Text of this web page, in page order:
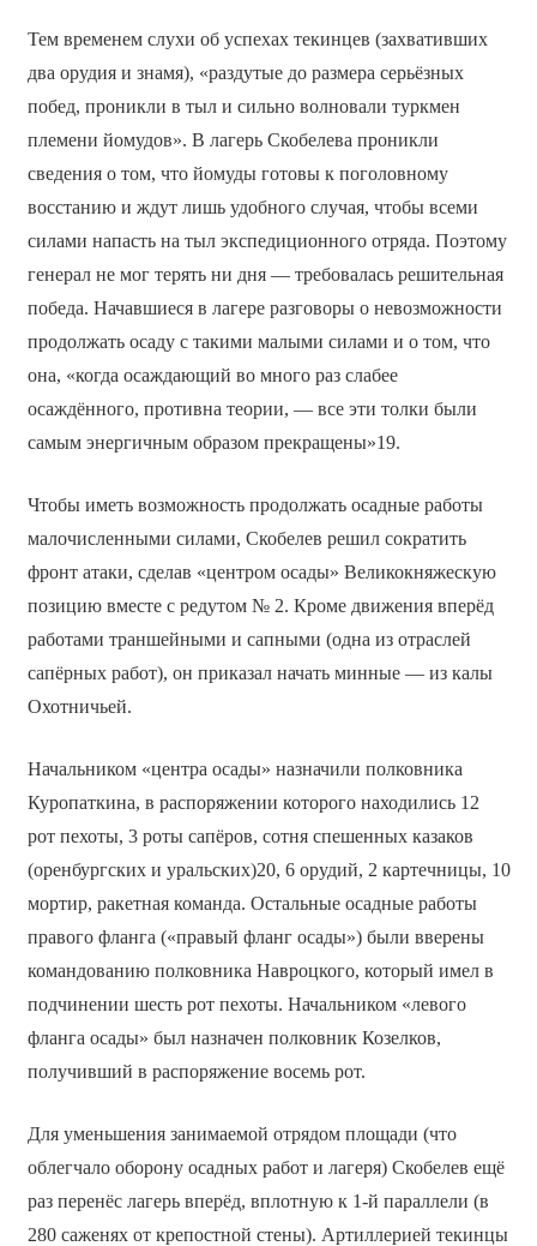
Тем временем слухи об успехах текинцев (захвативших
два орудия и знамя), «раздутые до размера серьёзных
побед, проникли в тыл и сильно волновали туркмен
племени йомудов». В лагерь Скобелева проникли
сведения о том, что йомуды готовы к поголовному
восстанию и ждут лишь удобного случая, чтобы всеми
силами напасть на тыл экспедиционного отряда. Поэтому
генерал не мог терять ни дня — требовалась решительная
победа. Начавшиеся в лагере разговоры о невозможности
продолжать осаду с такими малыми силами и о том, что
она, «когда осаждающий во много раз слабее
осаждённого, противна теории, — все эти толки были
самым энергичным образом прекращены»19.
Чтобы иметь возможность продолжать осадные работы
малочисленными силами, Скобелев решил сократить
фронт атаки, сделав «центром осады» Великокняжескую
позицию вместе с редутом № 2. Кроме движения вперёд
работами траншейными и сапными (одна из отраслей
сапёрных работ), он приказал начать минные — из калы
Охотничьей.
Начальником «центра осады» назначили полковника
Куропаткина, в распоряжении которого находились 12
рот пехоты, 3 роты сапёров, сотня спешенных казаков
(оренбургских и уральских)20, 6 орудий, 2 картечницы, 10
мортир, ракетная команда. Остальные осадные работы
правого фланга («правый фланг осады») были вверены
командованию полковника Навроцкого, который имел в
подчинении шесть рот пехоты. Начальником «левого
фланга осады» был назначен полковник Козелков,
получивший в распоряжение восемь рот.
Для уменьшения занимаемой отрядом площади (что
облегчало оборону осадных работ и лагеря) Скобелев ещё
раз перенёс лагерь вперёд, вплотную к 1-й параллели (в
280 саженях от крепостной стены). Артиллерией текинцы